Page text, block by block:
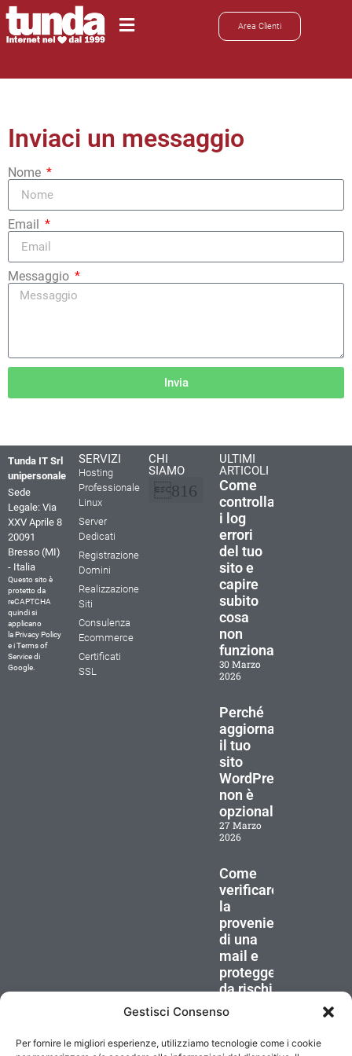
Gestisci Consenso
Per fornire le migliori esperienze, utilizziamo tecnologie come i cookie
Area Clienti
Inviaci un messaggio
Nome
Email
Messaggio
Invia
Tunda IT Srl
unipersonale
Sede
Legale: Via
XXV Aprile 8
20091
Bresso (MI)
- Italia
Questo sito è
protetto da
reCAPTCHA
quindi si
applicano
laPrivacy Policy
e iTerms of
Servicedi
Google.
SERVIZI
Hosting
Professionale
Linux
Server
Dedicati
Registrazione
Domini
Realizzazione
Siti
Consulenza
Ecommerce
Certificati
SSL
CHI
SIAMO
ULTIMI
ARTICOLI
Come
controllare
i log
errori
del tuo
sito e
capire
subito
cosa
non
funziona
30 Marzo
2026
Perché
aggiornare
il tuo
sito
WordPress
non è
opzionale
27 Marzo
2026
Come
verificare
la
provenienza
di una
mail e
proteggersi
da rischi
2026